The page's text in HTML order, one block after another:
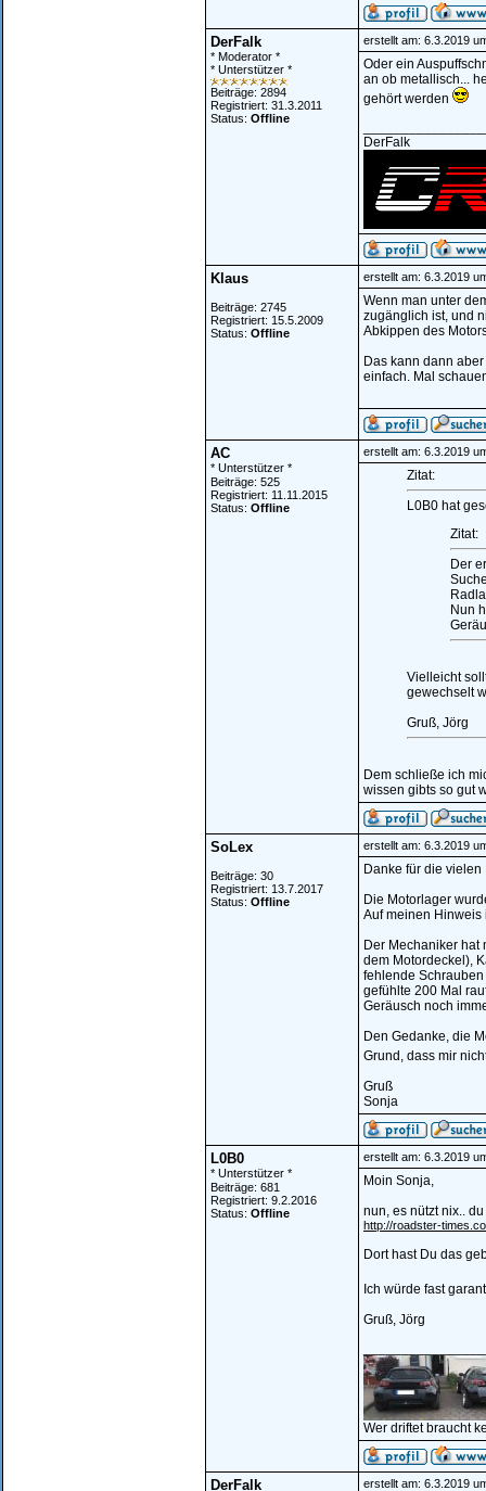
DerFalk
* Moderator *
* Unterstützer *
Beiträge: 2894
Registriert: 31.3.2011
Status: Offline
erstellt am: 6.3.2019
Oder ein
an ob metallisch...
gehört werden
DerFalk
Klaus
Beiträge: 2745
Registriert: 15.5.2009
Status: Offline
erstellt am: 6.3.2019
Wenn man unter
zugänglich ist, und
Abkippen des
Das kann dann
einfach. Mal
AC
* Unterstützer *
Beiträge: 525
Registriert: 11.11.2015
Status: Offline
erstellt am: 6.3.2019
Zitat:
L0B0 hat
Zitat:
Der
Nun
Vielleicht
gewechselt
Gruß, Jörg
Dem schließe ich
wissen gibts so gut
SoLex
Beiträge: 30
Registriert: 13.7.2017
Status: Offline
erstellt am: 6.3.2019
Danke für die vielen
Die Motorlager
Auf meinen Hinweis
Der Mechaniker hat
dem Motordeckel),
fehlende
gefühlte 200 Mal
Geräusch noch
Den Gedanke, die
Grund, dass mir
Gruß
Sonja
L0B0
* Unterstützer *
Beiträge: 681
Registriert: 9.2.2016
Status: Offline
erstellt am: 6.3.2019
Moin Sonja,
nun, es nützt nix..
http://roadster-
Dort hast Du das
Ich würde fast
Gruß, Jörg
Wer driftet braucht
DerFalk erstellt am: 6.3.2019